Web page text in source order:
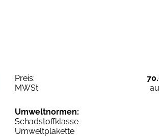
Preis:
MWSt:
Umweltnormen:
Schadstoffklasse
Umweltplakette